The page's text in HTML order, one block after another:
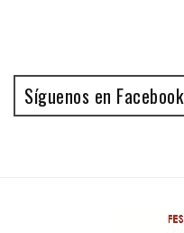
Síguenos en Facebook